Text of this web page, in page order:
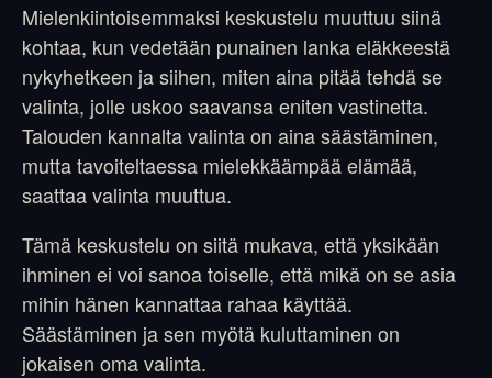
Mielenkiintoisemmaksi keskustelu muuttuu siinä
kohtaa, kun vedetään punainen lanka eläkkeestä
nykyhetkeen ja siihen, miten aina pitää tehdä se
valinta, jolle uskoo saavansa eniten vastinetta.
Talouden kannalta valinta on aina säästäminen,
mutta tavoiteltaessa mielekkäämpää elämää,
saattaa valinta muuttua.
Tämä keskustelu on siitä mukava, että yksikään
ihminen ei voi sanoa toiselle, että mikä on se asia
mihin hänen kannattaa rahaa käyttää.
Säästäminen ja sen myötä kuluttaminen on
jokaisen oma valinta.